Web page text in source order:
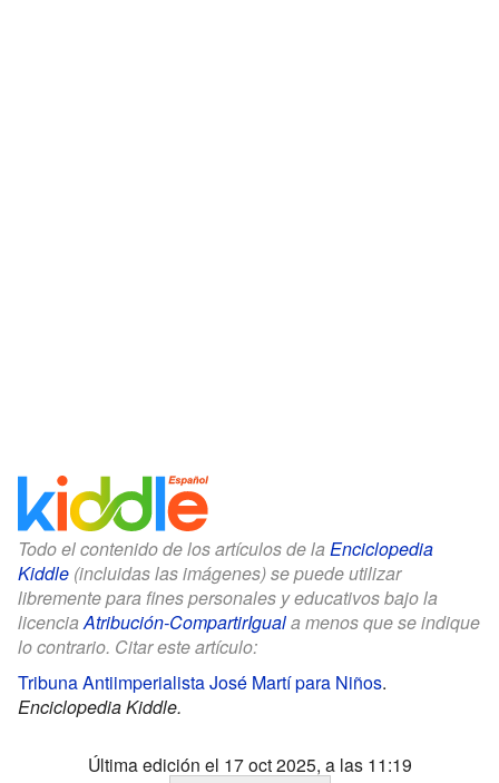
Todo el contenido de los artículos de la Enciclopedia
Kiddle (incluidas las imágenes) se puede utilizar
libremente para fines personales y educativos bajo la
licenciaAtribución-CompartirIguala menos que se indique
lo contrario. Citar este artículo:
Tribuna Antiimperialista José Martí para Niños.
Enciclopedia Kiddle.
Última edición el 17 oct 2025, a las 11:19